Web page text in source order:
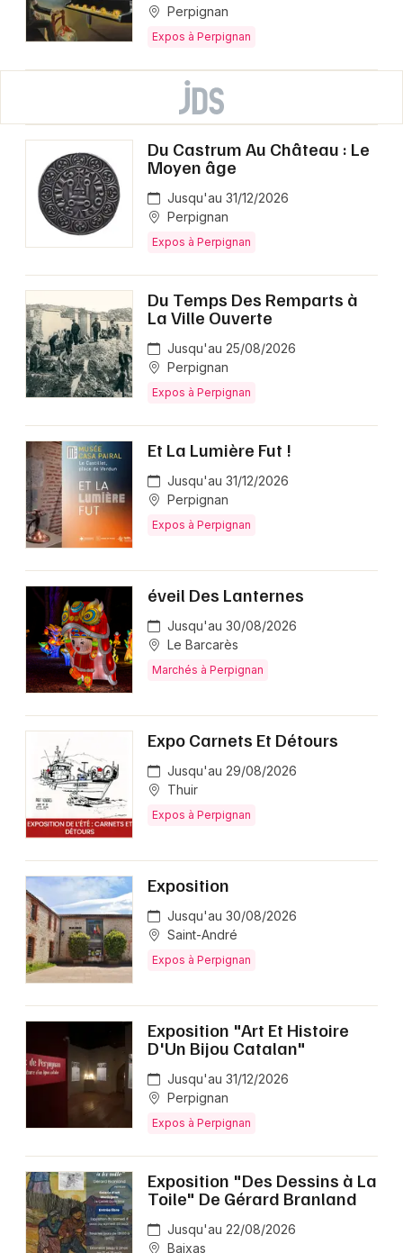
Perpignan
Expos à Perpignan
Du Castrum Au Château : Le
Moyen âge
Jusqu'au 31/12/2026
Perpignan
Expos à Perpignan
Du Temps Des Remparts à
La Ville Ouverte
Jusqu'au 25/08/2026
Perpignan
Expos à Perpignan
Et La Lumière Fut !
Jusqu'au 31/12/2026
Perpignan
Expos à Perpignan
éveil Des Lanternes
Jusqu'au 30/08/2026
Le Barcarès
Marchés à Perpignan
Expo Carnets Et Détours
Jusqu'au 29/08/2026
Thuir
Expos à Perpignan
Exposition
Jusqu'au 30/08/2026
Saint-André
Expos à Perpignan
Exposition "Art Et Histoire
D'Un Bijou Catalan"
Jusqu'au 31/12/2026
Perpignan
Expos à Perpignan
Exposition "Des Dessins à La
Toile" De Gérard Branland
Jusqu'au 22/08/2026
Baixas